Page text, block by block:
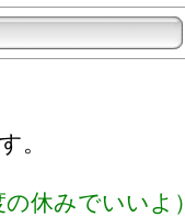
。
休みでいいよ